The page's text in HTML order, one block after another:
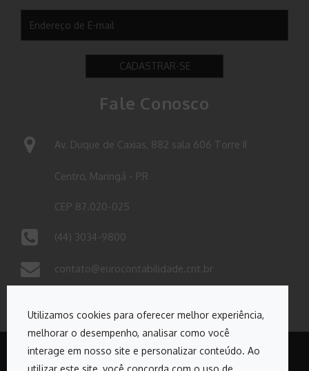
Utilizamos cookies para oferecer melhor experiência,
melhorar o desempenho, analisar como você
interage em nosso site e personalizar conteúdo. Ao
utilizar este site, você concorda com o uso de
CADASTRAR-SE
Fale Conosco
Av. Duque de Caxias, 882 sala 606 Torre II
Centro, Maringá - PR
CEP 87.020-025
(44) 3034-9800
contato@eurocontabilidade.cnt.br